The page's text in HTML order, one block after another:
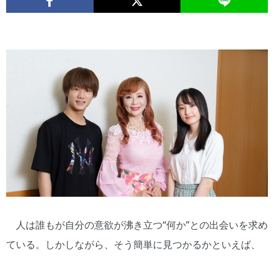
人は誰もが自分の意欲が沸き立つ“何か”との出会いを求め
ている。しかしながら、そう簡単に見つかるかといえば、